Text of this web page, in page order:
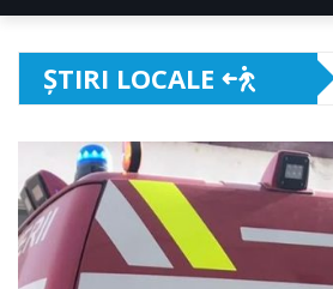
ȘTIRI LOCALE
intervin cu 5 autospeciale!